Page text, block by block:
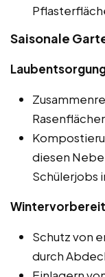
Saisonale
diesen
Schülerjobs
Schutz von
durch